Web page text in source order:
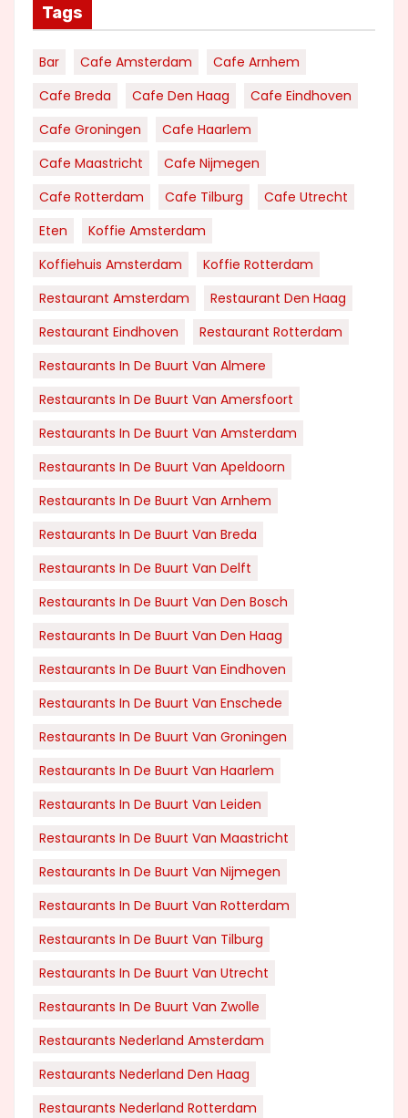
Tags
Bar Cafe Amsterdam
Cafe Arnhem
Cafe Breda
Cafe Den Haag
Cafe Eindhoven
Cafe Groningen
Cafe Haarlem
Cafe Maastricht
Cafe Nijmegen
Cafe Rotterdam
Cafe Tilburg
Cafe Utrecht
Eten
Koffie Amsterdam
Koffiehuis Amsterdam
Koffie Rotterdam
Restaurant Amsterdam
Restaurant Den Haag
Restaurant Eindhoven
Restaurant Rotterdam
Restaurants In De Buurt Van Almere
Restaurants In De Buurt Van Amersfoort
Restaurants In De Buurt Van Amsterdam
Restaurants In De Buurt Van Apeldoorn
Restaurants In De Buurt Van Arnhem
Restaurants In De Buurt Van Breda
Restaurants In De Buurt Van Delft
Restaurants In De Buurt Van Den Bosch
Restaurants In De Buurt Van Den Haag
Restaurants In De Buurt Van Eindhoven
Restaurants In De Buurt Van Enschede
Restaurants In De Buurt Van Groningen
Restaurants In De Buurt Van Haarlem
Restaurants In De Buurt Van Leiden
Restaurants In De Buurt Van Maastricht
Restaurants In De Buurt Van Nijmegen
Restaurants In De Buurt Van Rotterdam
Restaurants In De Buurt Van Tilburg
Restaurants In De Buurt Van Utrecht
Restaurants In De Buurt Van Zwolle
Restaurants Nederland Amsterdam
Restaurants Nederland Den Haag
Restaurants Nederland Rotterdam